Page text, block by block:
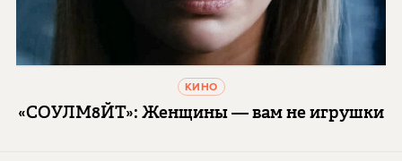
КИНО
«СОУЛМ8ЙТ»: Женщины — вам не игрушки